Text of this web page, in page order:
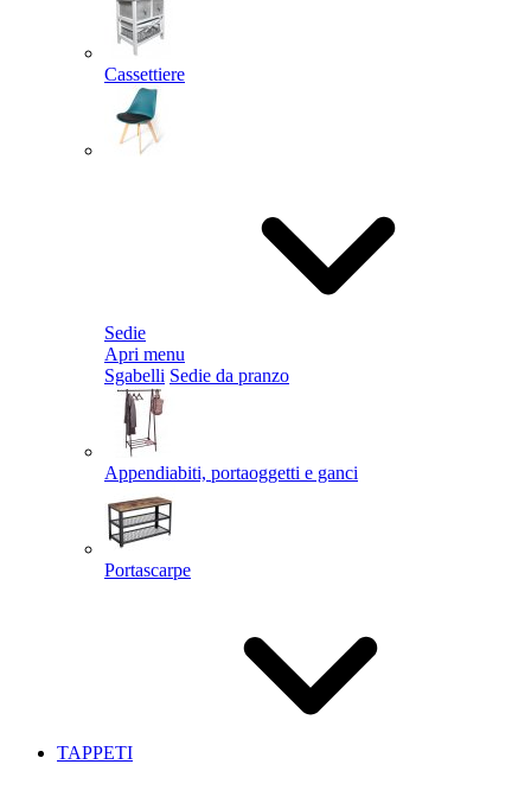
Cassettiere
Sedie
Apri menu
Sgabelli Sedie da pranzo
Appendiabiti, portaoggetti e ganci
Portascarpe
TAPPETI